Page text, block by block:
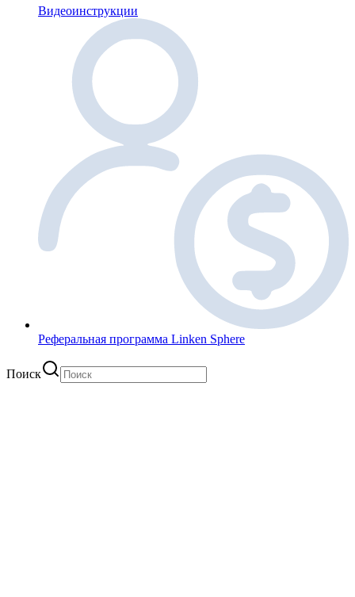
Видеоинструкции
Реферальная программа Linken Sphere
Поиск